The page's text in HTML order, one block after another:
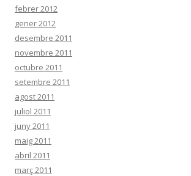
febrer 2012
gener 2012
desembre 2011
novembre 2011
octubre 2011
setembre 2011
agost 2011
juliol 2011
juny 2011
maig 2011
abril 2011
març 2011